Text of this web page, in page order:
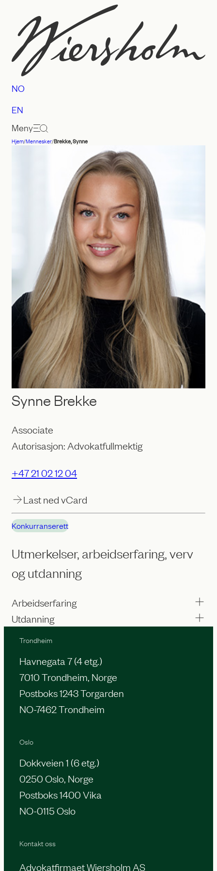
innhold
Advokatfirmaet
NO
EN
Meny
Hjem/Mennesker/Brekke, Synne
Synne Brekke
Associate
Autorisasjon: Advokatfullmektig
+47 21 02 12 04
Last ned vCard
Konkurranserett
Utmerkelser, arbeidserfaring, verv
og utdanning
Arbeidserfaring
Utdanning
Kontakt oss
Advokatfirmaet Wiersholm AS
Oslo
Dokkveien 1 (6 etg.)
0250 Oslo, Norge
Postboks 1400 Vika
NO-0115 Oslo
Trondheim
Havnegata 7 (4 etg.)
7010 Trondheim, Norge
Postboks 1243 Torgarden
NO-7462 Trondheim